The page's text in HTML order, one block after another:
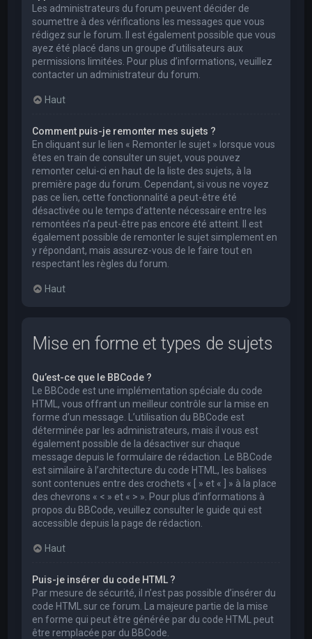
Les administrateurs du forum peuvent décider de
soumettre à des vérifications les messages que vous
rédigez sur le forum. Il est également possible que vous
ayez été placé dans un groupe d’utilisateurs aux
permissions limitées. Pour plus d’informations, veuillez
contacter un administrateur du forum.
Haut
Comment puis-je remonter mes sujets ?
En cliquant sur le lien « Remonter le sujet » lorsque vous
êtes en train de consulter un sujet, vous pouvez
remonter celui-ci en haut de la liste des sujets, à la
première page du forum. Cependant, si vous ne voyez
pas ce lien, cette fonctionnalité a peut-être été
désactivée ou le temps d’attente nécessaire entre les
remontées n’a peut-être pas encore été atteint. Il est
également possible de remonter le sujet simplement en
y répondant, mais assurez-vous de le faire tout en
respectant les règles du forum.
Haut
Mise en forme et types de sujets
Qu’est-ce que le BBCode ?
Le BBCode est une implémentation spéciale du code
HTML, vous offrant un meilleur contrôle sur la mise en
forme d’un message. L’utilisation du BBCode est
déterminée par les administrateurs, mais il vous est
également possible de la désactiver sur chaque
message depuis le formulaire de rédaction. Le BBCode
est similaire à l’architecture du code HTML, les balises
sont contenues entre des crochets « [ » et « ] » à la place
des chevrons « < » et « > ». Pour plus d’informations à
propos du BBCode, veuillez consulter le guide qui est
accessible depuis la page de rédaction.
Haut
Puis-je insérer du code HTML ?
Par mesure de sécurité, il n’est pas possible d’insérer du
code HTML sur ce forum. La majeure partie de la mise
en forme qui peut être générée par du code HTML peut
être remplacée par du BBCode.